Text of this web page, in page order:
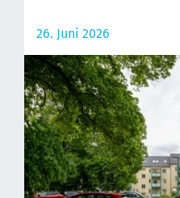
26. Juni 2026